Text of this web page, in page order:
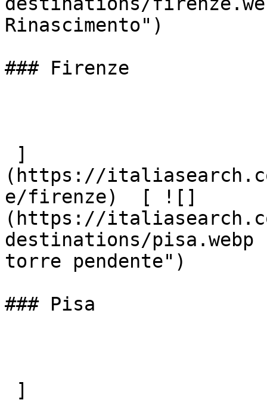
Rinascimento")
### Firenze
(https://
e/firenze)  [ ![]
(https://
destinations/
torre pendente")
### Pisa